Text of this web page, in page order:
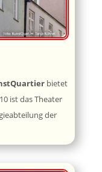
bietet
ist das Theater
der